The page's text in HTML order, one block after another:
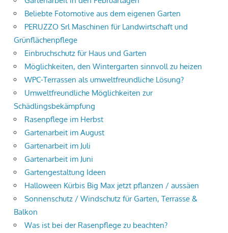
Beliebte Fotomotive aus dem eigenen Garten
PERUZZO Srl Maschinen für Landwirtschaft und
Grünflächenpflege
Einbruchschutz für Haus und Garten
Möglichkeiten, den Wintergarten sinnvoll zu heizen
WPC-Terrassen als umweltfreundliche Lösung?
Umweltfreundliche Möglichkeiten zur
Schädlingsbekämpfung
Rasenpflege im Herbst
Gartenarbeit im August
Gartenarbeit im Juli
Gartenarbeit im Juni
Gartengestaltung Ideen
Halloween Kürbis Big Max jetzt pflanzen / aussäen
Sonnenschutz / Windschutz für Garten, Terrasse &
Balkon
Was ist bei der Rasenpflege zu beachten?